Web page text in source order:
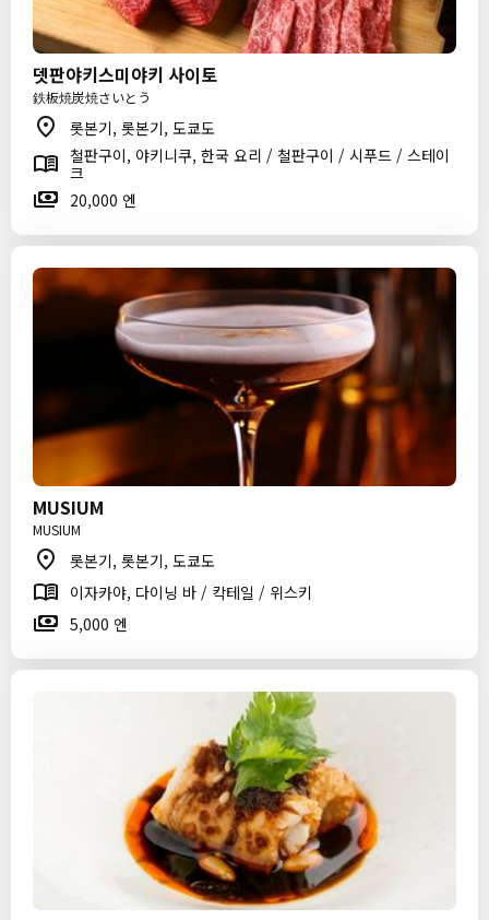
뎃판야키스미야키 사이토
鉄板焼炭焼さいとう
롯본기, 롯본기, 도쿄도
철판구이, 야키니쿠, 한국 요리 / 철판구이 / 시푸드 / 스테이
크
20,000 엔
MUSIUM
MUSIUM
롯본기, 롯본기, 도쿄도
이자카야, 다이닝 바 / 칵테일 / 위스키
5,000 엔